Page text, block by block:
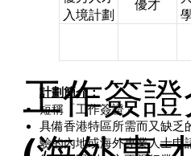
業安排
入境計劃
優才
工作簽
計劃簡介：
短稱「工作簽證」
具備香港特區所需而又缺乏
驗的內地或海外專業人士申